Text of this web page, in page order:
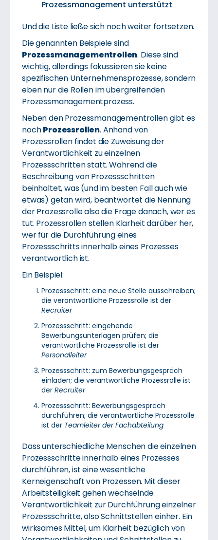
Prozessmanagement unterstützt
Und die Liste ließe sich noch weiter fortsetzen.
Die genannten Beispiele sind
Prozessmanagementrollen. Diese sind
wichtig, allerdings fokussieren sie keine
spezifischen Unternehmensprozesse, sondern
eben nur die Rollen im übergreifenden
Prozessmanagementprozess.
Neben den Prozessmanagementrollen gibt es
nochProzessrollen. Anhand von
Prozessrollen findet die Zuweisung der
Verantwortlichkeit zu einzelnen
Prozessschritten statt. Während die
Beschreibung von Prozessschritten
beinhaltet, was (und im besten Fall auch wie
etwas) getan wird, beantwortet die Nennung
der Prozessrolle also die Frage danach, wer es
tut. Prozessrollen stellen Klarheit darüber her,
wer für die Durchführung eines
Prozessschritts innerhalb eines Prozesses
verantwortlich ist.
Ein Beispiel:
Prozessschritt: eine neue Stelle ausschreiben;
die verantwortliche Prozessrolle ist der
Recruiter
Prozessschritt: eingehende
Bewerbungsunterlagen prüfen; die
verantwortliche Prozessrolle ist der
Personalleiter
Prozessschritt: zum Bewerbungsgespräch
einladen; die verantwortliche Prozessrolle ist
der Recruiter
Prozessschritt: Bewerbungsgespräch
durchführen; die verantwortliche Prozessrolle
ist der Teamleiter der Fachabteilung
Dass unterschiedliche Menschen die einzelnen
Prozessschritte innerhalb eines Prozesses
durchführen, ist eine wesentliche
Kerneigenschaft von Prozessen. Mit dieser
Arbeitsteiligkeit gehen wechselnde
Verantwortlichkeit zur Durchführung einzelner
Prozessschritte, also Schnittstellen einher. Ein
wirksames Mittel, um Klarheit bezüglich von